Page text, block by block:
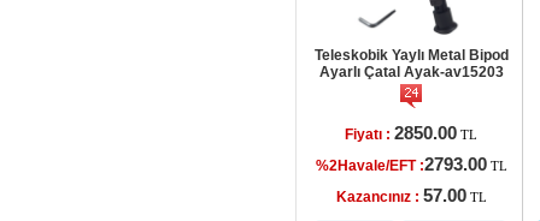
Teleskobik Yaylı Metal Bipod
Ayarlı Çatal Ayak-av15203
Fiyatı : 2850.00 TL
%2Havale/EFT :2793.00 TL
Kazancınız : 57.00 TL